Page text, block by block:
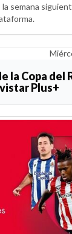
semana
la Copa del
Plus+